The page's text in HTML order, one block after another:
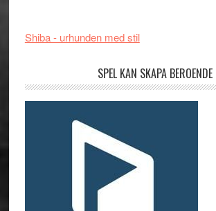
Shiba - urhunden med stil
SPEL KAN SKAPA BEROENDE